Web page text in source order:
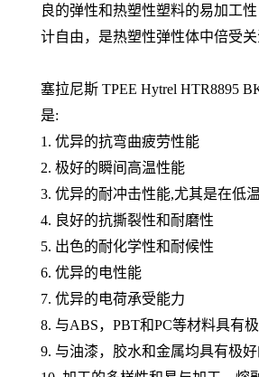
良的弹性和热塑性塑料的易加工
计自由，是热塑性弹性体中倍受关
塞拉尼斯 TPEE Hytrel HTR8895
是:
1. 优异的抗弯曲疲劳性能
2. 极好的瞬间高温性能
3. 优异的耐冲击性能,尤其是在低
4. 良好的抗撕裂性和耐磨性
5. 出色的耐化学性和耐候性
6. 优异的电性能
7. 优异的电荷承受能力
8. 与ABS，PBT和PC等材料具有
9. 与油漆，胶水和金属均具有极